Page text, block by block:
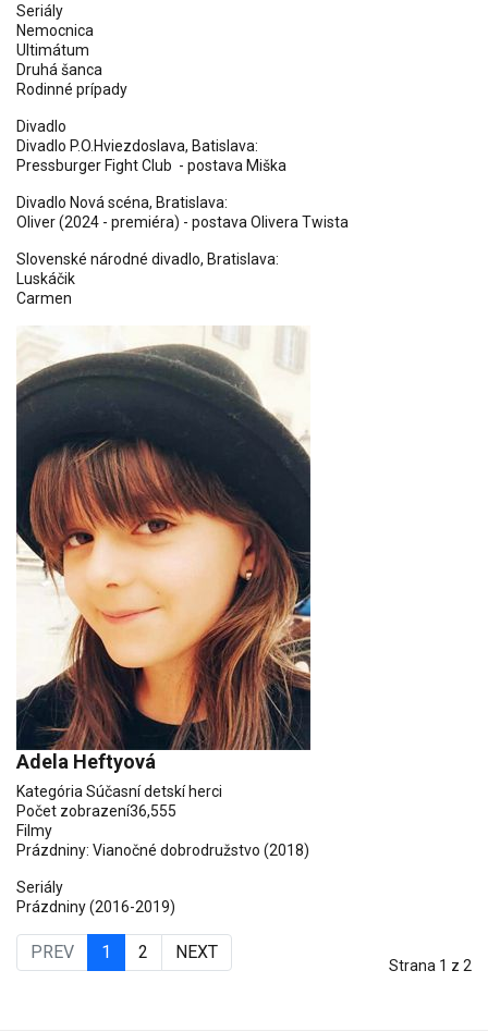
Seriály
Nemocnica
Ultimátum
Druhá šanca
Rodinné prípady
Divadlo
Divadlo P.O.Hviezdoslava, Batislava:
Pressburger Fight Club - postava Miška
Divadlo Nová scéna, Bratislava:
Oliver (2024 - premiéra) - postava Olivera Twista
Slovenské národné divadlo, Bratislava:
Luskáčik
Carmen
Adela Heftyová
Kategória Súčasní detskí herci
Počet zobrazení36,555
Filmy
Prázdniny: Vianočné dobrodružstvo (2018)
Seriály
Prázdniny(2016-2019)
PREV 1 2 NEXT
Strana 1 z 2